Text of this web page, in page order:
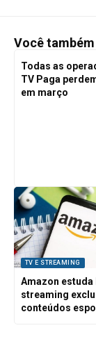
Você
Todas as
TV Paga
em março
TV E STREAMING
Amazon estuda
streaming
conteúdos